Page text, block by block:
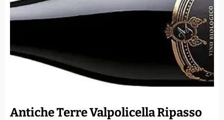
Antiche Terre Valpolicella Ripasso